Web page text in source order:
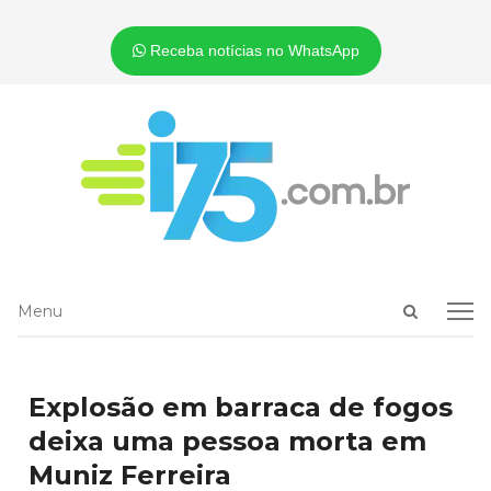
Receba notícias no WhatsApp
Open
Menu
Menu
Explosão em barraca de fogos
deixa uma pessoa morta em
Muniz Ferreira